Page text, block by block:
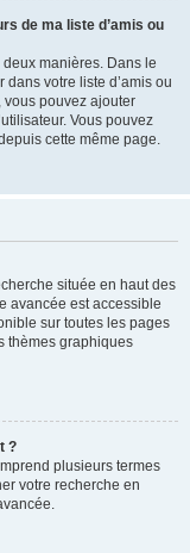
de ma liste d’amis ou
manières. Dans le
votre liste d’amis ou
vous pouvez ajouter
Vous pouvez
cette même page.
située en haut des
avancée est accessible
sur toutes les pages
thèmes graphiques
?
plusieurs termes
votre recherche en